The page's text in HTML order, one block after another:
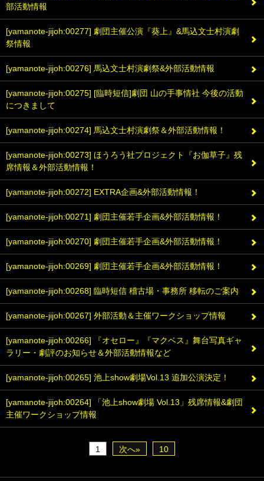
部活動情報
[yamanote-jijoh:00277] 劇団主催公演『葵上』&馬込文士村演劇
祭情報
[yamanote-jijoh:00276] 馬込文士村演劇祭&外部活動情報
[yamanote-jijoh:00275] [臨時短信]劇団 山の手事情社 今後の活動
につきまして
[yamanote-jijoh:00274] 馬込文士村演劇祭＆外部活動情報！
[yamanote-jijoh:00273] ほうろう社プロジェクト『お伽草子』残
席情報＆外部活動情報！
[yamanote-jijoh:00272] EXTRA企画&外部活動情報！
[yamanote-jijoh:00271] 劇団主催若手企画&外部活動情報！
[yamanote-jijoh:00270] 劇団主催若手企画&外部活動情報！
[yamanote-jijoh:00269] 劇団主催若手企画&外部活動情報！
[yamanote-jijoh:00268] 臨時短信 稽古場・事務所 移転のご案内
[yamanote-jijoh:00267] 外部活動＆主催ワークショップ情報
[yamanote-jijoh:00266] 『オセロー』『マクベス』舞台写真ギャ
ラリー・劇評のお知らせ＆外部活動情報など
[yamanote-jijoh:00265] 池上show劇場Vol.13 追加公演決定！
[yamanote-jijoh:00264] 「池上show劇場 Vol.13」残席情報&劇団
主催ワークショップ情報
1 次へ» 10